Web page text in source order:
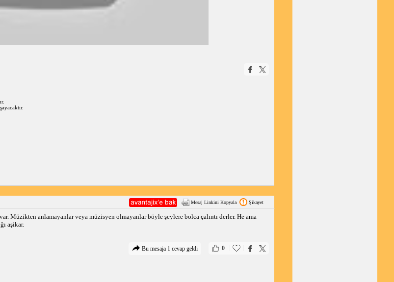
Mesaj Linkini Kopyala Şikayet
Müzikten anlamayanlar veya müzisyen olmayanlar böyle şeylere bolca çalıntı derler. He ama
aşikar.
0
Bu mesaja 1 cevap geldi